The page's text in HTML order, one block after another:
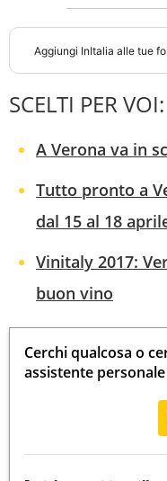
Aggiungi InItalia alle tue
SCELTI PER VOI:
A Verona va in
Tutto pronto a
dal 15 al 18
Vinitaly 2017:
buon vino
Cerchi qualcosa o
assistente